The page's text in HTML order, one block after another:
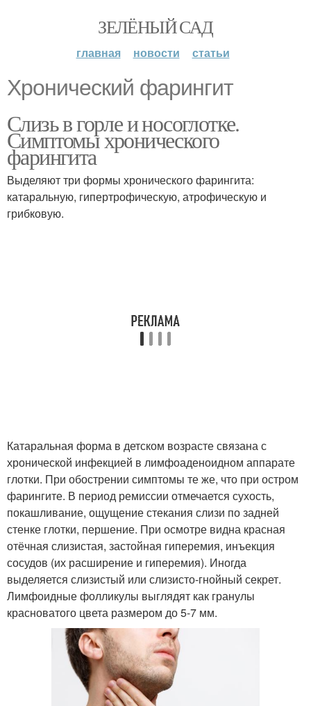
ЗЕЛЁНЫЙ САД
главная новости статьи
Хронический фарингит
Слизь в горле и носоглотке.
Симптомы хронического
фарингита
Выделяют три формы хронического фарингита:
катаральную, гипертрофическую, атрофическую и
грибковую.
Катаральная форма в детском возрасте связана с
хронической инфекцией в лимфоаденоидном аппарате
глотки. При обострении симптомы те же, что при остром
фарингите. В период ремиссии отмечается сухость,
покашливание, ощущение стекания слизи по задней
стенке глотки, першение. При осмотре видна красная
отёчная слизистая, застойная гиперемия, инъекция
сосудов (их расширение и гиперемия). Иногда
выделяется слизистый или слизисто-гнойный секрет.
Лимфоидные фолликулы выглядят как гранулы
красноватого цвета размером до 5-7 мм.